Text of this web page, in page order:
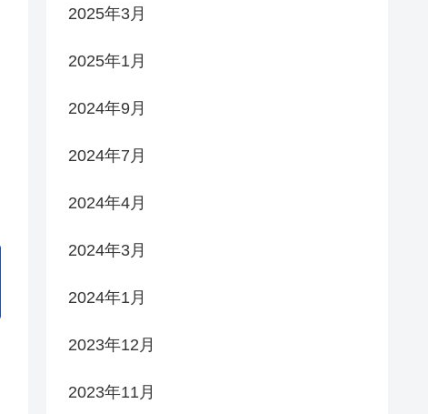
2025年3月
2025年1月
2024年9月
2024年7月
2024年4月
2024年3月
2024年1月
2023年12月
2023年11月